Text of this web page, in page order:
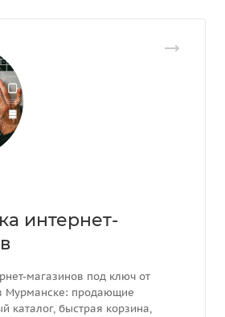
интернет-
магазинов под ключ от
Мурманске: продающие
каталог, быстрая корзина,